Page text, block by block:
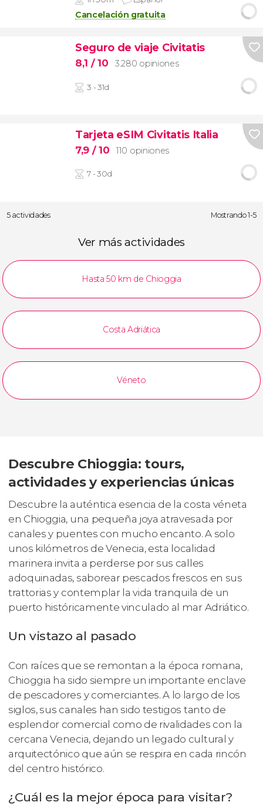
Cancelación gratuita
Seguro de viaje Civitatis
8,1 / 10 3.280 opiniones
3 - 31d
Tarjeta eSIM Civitatis Italia
7,9 / 10 110 opiniones
7 - 30d
5 actividades Mostrando 1-5
Ver más actividades
Hasta 50 km de Chioggia
Costa Adriática
Véneto
Descubre Chioggia: tours,
actividades y experiencias únicas
Descubre la auténtica esencia de la costa véneta
en Chioggia, una pequeña joya atravesada por
canales y puentes con mucho encanto. A solo
unos kilómetros de Venecia, esta localidad
marinera invita a perderse por sus calles
adoquinadas, saborear pescados frescos en sus
trattorias y contemplar la vida tranquila de un
puerto históricamente vinculado al mar Adriático.
Un vistazo al pasado
Con raíces que se remontan a la época romana,
Chioggia ha sido siempre un importante enclave
de pescadores y comerciantes. A lo largo de los
siglos, sus canales han sido testigos tanto de
esplendor comercial como de rivalidades con la
cercana Venecia, dejando un legado cultural y
arquitectónico que aún se respira en cada rincón
del centro histórico.
¿Cuál es la mejor época para visitar?